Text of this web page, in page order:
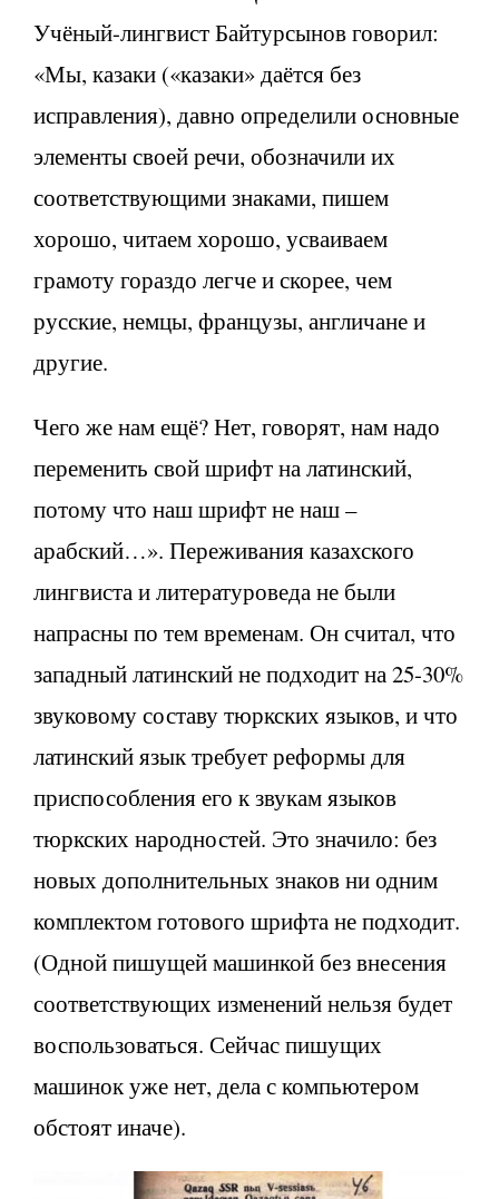
Учёный-лингвист Байтурсынов говорил:
«Мы, казаки («казаки» даётся без
исправления), давно определили основные
элементы своей речи, обозначили их
соответствующими знаками, пишем
хорошо, читаем хорошо, усваиваем
грамоту гораздо легче и скорее, чем
русские, немцы, французы, англичане и
другие.
Чего же нам ещё? Нет, говорят, нам надо
переменить свой шрифт на латинский,
потому что наш шрифт не наш –
арабский…». Переживания казахского
лингвиста и литературоведа не были
напрасны по тем временам. Он считал, что
западный латинский не подходит на 25-30%
звуковому составу тюркских языков, и что
латинский язык требует реформы для
приспособления его к звукам языков
тюркских народностей. Это значило: без
новых дополнительных знаков ни одним
комплектом готового шрифта не подходит.
(Одной пишущей машинкой без внесения
соответствующих изменений нельзя будет
воспользоваться. Сейчас пишущих
машинок уже нет, дела с компьютером
обстоят иначе).